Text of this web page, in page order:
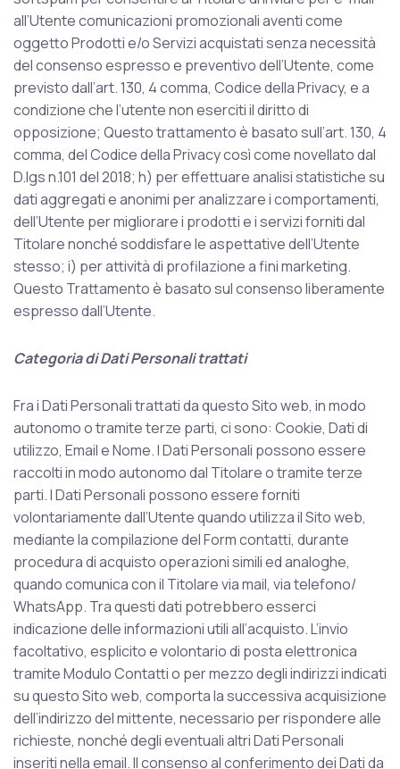
all’Utente comunicazioni promozionali aventi come
oggetto Prodotti e/o Servizi acquistati senza necessità
del consenso espresso e preventivo dell’Utente, come
previsto dall’art. 130, 4 comma, Codice della Privacy, e a
condizione che l’utente non eserciti il diritto di
opposizione; Questo trattamento è basato sull’art. 130, 4
comma, del Codice della Privacy così come novellato dal
D.lgs n.101 del 2018; h) per effettuare analisi statistiche su
dati aggregati e anonimi per analizzare i comportamenti,
dell’Utente per migliorare i prodotti e i servizi forniti dal
Titolare nonché soddisfare le aspettative dell’Utente
stesso; i) per attività di profilazione a fini marketing.
Questo Trattamento è basato sul consenso liberamente
espresso dall’Utente.
Categoria di Dati Personali trattati
Fra i Dati Personali trattati da questo Sito web, in modo
autonomo o tramite terze parti, ci sono: Cookie, Dati di
utilizzo, Email e Nome. I Dati Personali possono essere
raccolti in modo autonomo dal Titolare o tramite terze
parti. I Dati Personali possono essere forniti
volontariamente dall’Utente quando utilizza il Sito web,
mediante la compilazione del Form contatti, durante
procedura di acquisto operazioni simili ed analoghe,
quando comunica con il Titolare via mail, via telefono/
WhatsApp. Tra questi dati potrebbero esserci
indicazione delle informazioni utili all’acquisto. L’invio
facoltativo, esplicito e volontario di posta elettronica
tramite Modulo Contatti o per mezzo degli indirizzi indicati
su questo Sito web, comporta la successiva acquisizione
dell’indirizzo del mittente, necessario per rispondere alle
richieste, nonché degli eventuali altri Dati Personali
inseriti nella email. Il consenso al conferimento dei Dati da